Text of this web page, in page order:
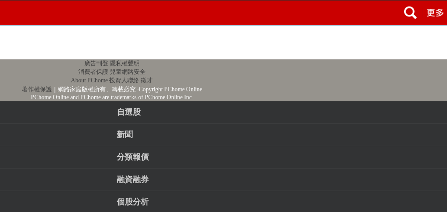
廣告刊登 隱私權聲明
消費者保護 兒童網路安全
About PChome 投資人聯絡 徵才
著作權保護 ｜網路家庭版權所有、轉載必究‧Copyright PChome Online
PChome Online and PChome are trademarks of PChome Online Inc.
自選股
新聞
分類報價
融資融券
個股分析